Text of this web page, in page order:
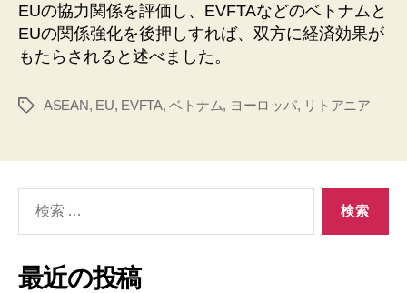
EUの協力関係を評価し、EVFTAなどのベトナムと
EUの関係強化を後押しすれば、双方に経済効果が
もたらされると述べました。
タ
ASEAN, EU, EVFTA,ベトナム, ヨーロッパ, リトアニア
象:
最近の投稿